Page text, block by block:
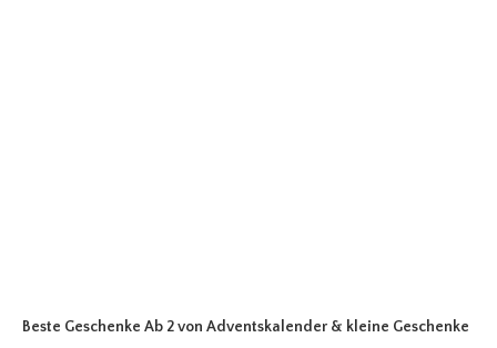
Beste Geschenke Ab 2von Adventskalender & kleine Geschenke